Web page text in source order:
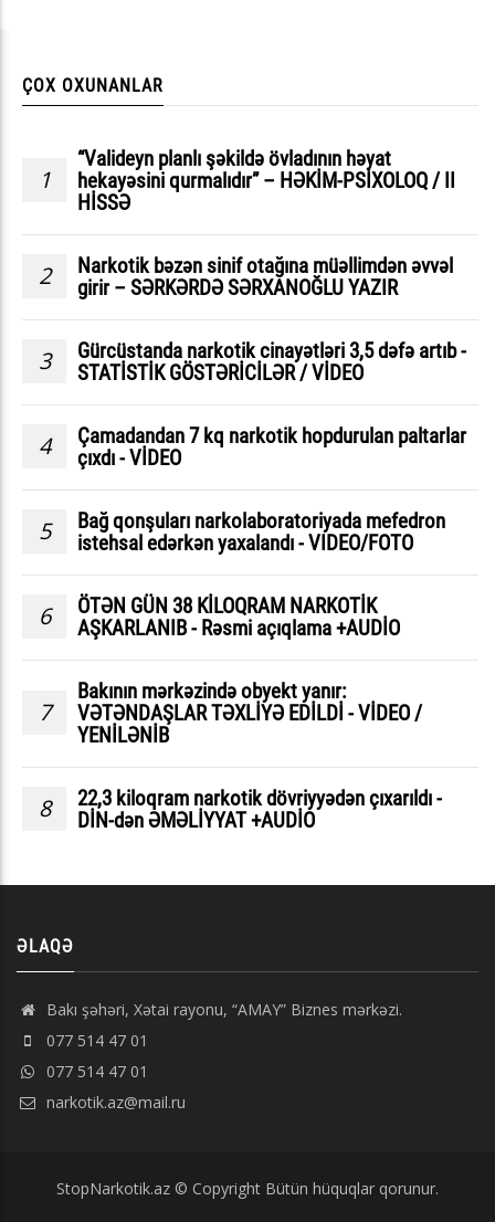
ÇOX OXUNANLAR
1
“Valideyn planlı şəkildə övladının həyat
hekayəsini qurmalıdır” – HƏKİM-PSİXOLOQ / II
HİSSƏ
2
Narkotik bəzən sinif otağına müəllimdən əvvəl
girir – SƏRKƏRDƏ SƏRXANOĞLU YAZIR
3
Gürcüstanda narkotik cinayətləri 3,5 dəfə artıb -
STATİSTİK GÖSTƏRİCİLƏR / VİDEO
4
Çamadandan 7 kq narkotik hopdurulan paltarlar
çıxdı - VİDEO
5
Bağ qonşuları narkolaboratoriyada mefedron
istehsal edərkən yaxalandı - VIDEO/FOTO
6
ÖTƏN GÜN 38 KİLOQRAM NARKOTİK
AŞKARLANIB - Rəsmi açıqlama +AUDİO
7
Bakının mərkəzində obyekt yanır:
VƏTƏNDAŞLAR TƏXLİYƏ EDİLDİ - VİDEO /
YENİLƏNİB
8
22,3 kiloqram narkotik dövriyyədən çıxarıldı -
DİN-dən ƏMƏLİYYAT +AUDİO
ƏLAQƏ
Bakı şəhəri, Xətai rayonu, “AMAY” Biznes mərkəzi.
077 514 47 01
077 514 47 01
narkotik.az@mail.ru
StopNarkotik.az © Copyright Bütün hüquqlar qorunur.